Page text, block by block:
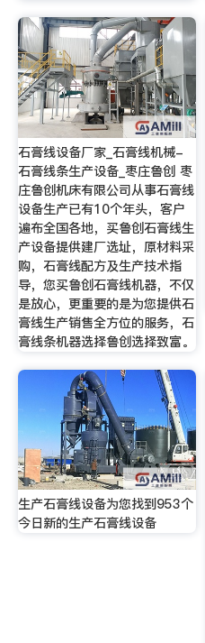
石膏线设备厂家_石膏线机械-
石膏线条生产设备_枣庄鲁创 枣
庄鲁创机床有限公司从事石膏线
设备生产已有10个年头，客户
遍布全国各地，买鲁创石膏线生
产设备提供建厂选址，原材料采
购，石膏线配方及生产技术指
导，您买鲁创石膏线机器，不仅
是放心，更重要的是为您提供石
膏线生产销售全方位的服务，石
膏线条机器选择鲁创选择致富。
生产石膏线设备为您找到953个
今日新的生产石膏线设备